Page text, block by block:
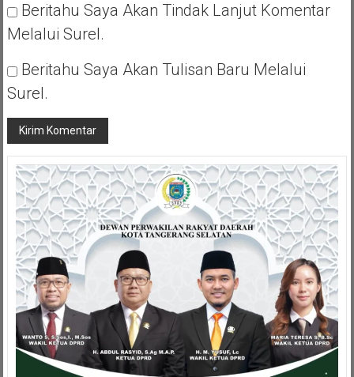
Beritahu Saya Akan Tindak Lanjut Komentar
Melalui Surel.
Beritahu Saya Akan Tulisan Baru Melalui
Surel.